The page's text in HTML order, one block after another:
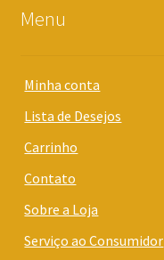
Menu
Minha conta
Lista de Desejos
Carrinho
Contato
Sobre a Loja
Serviço ao Consumidor